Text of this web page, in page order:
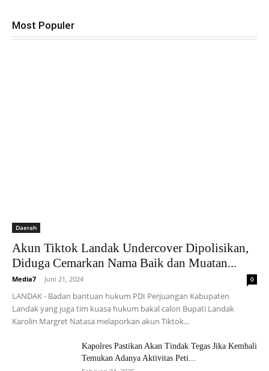
Most Populer
Daerah
Akun Tiktok Landak Undercover Dipolisikan,
Diduga Cemarkan Nama Baik dan Muatan...
Media7 - Juni 21, 2024 0
LANDAK - Badan bantuan hukum PDI Perjuangan Kabupaten
Landak yang juga tim kuasa hukum bakal calon Bupati Landak
Karolin Margret Natasa melaporkan akun Tiktok...
Kapolres Pastikan Akan Tindak Tegas Jika Kembali
Temukan Adanya Aktivitas Peti...